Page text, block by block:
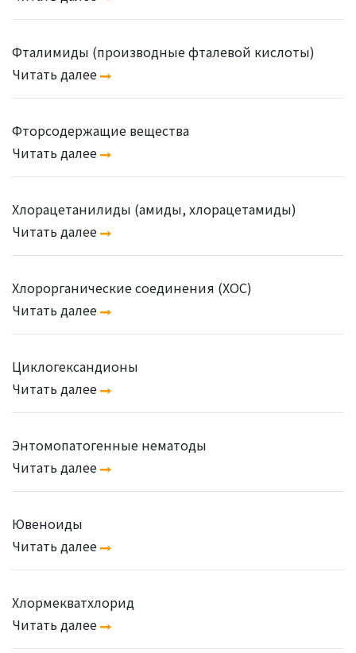
Фталимиды (производные фталевой кислоты)
Читать далее
Фторсодержащие вещества
Читать далее
Хлорацетанилиды (амиды, хлорацетамиды)
Читать далее
Хлорорганические соединения (ХОС)
Читать далее
Циклогександионы
Читать далее
Энтомопатогенные нематоды
Читать далее
Ювеноиды
Читать далее
Хлормекватхлорид
Читать далее